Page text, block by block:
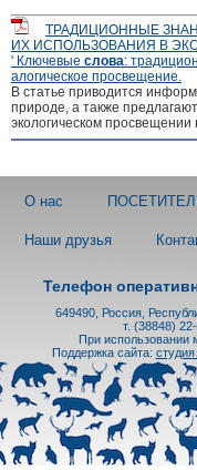
ТРАДИЦИОННЫЕ
ИХ ИСПОЛЬЗОВАНИЯ В
' Ключевые слова:
алогическое просвещение.
В статье приводится
природе, а также
экологическом просвещении
О нас
Наши друзья
Телефон
649490, Россия,
т. (38848)
При использовании
Поддержка сайта: студия